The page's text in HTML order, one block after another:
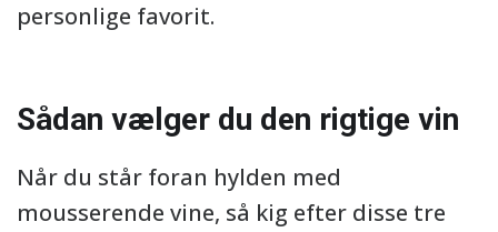
personlige favorit.
Sådan vælger du den rigtige vin
Når du står foran hylden med
mousserende vine, så kig efter disse tre